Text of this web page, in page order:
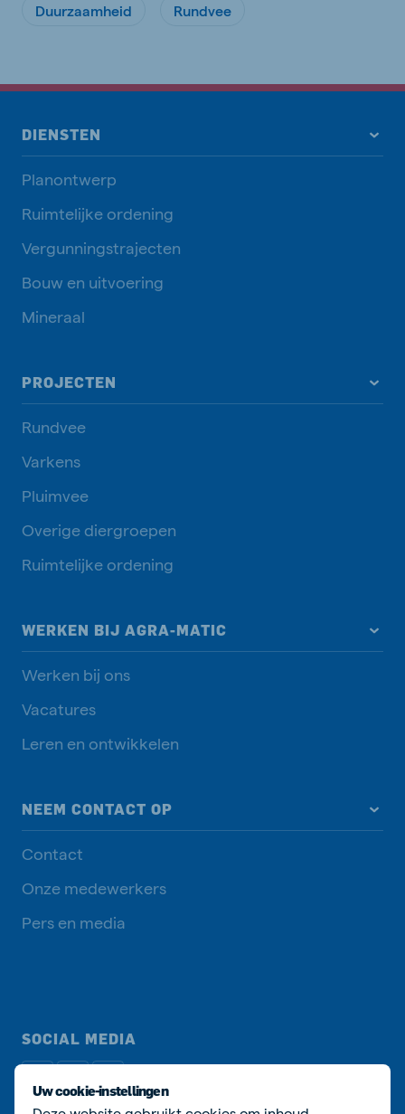
Duurzaamheid Rundvee
DIENSTEN
Planontwerp
Ruimtelijke ordening
Vergunningstrajecten
Bouw en uitvoering
Mineraal
PROJECTEN
Rundvee
Varkens
Pluimvee
Overige diergroepen
Ruimtelijke ordening
WERKEN BIJ AGRA-MATIC
Werken bij ons
Vacatures
Leren en ontwikkelen
NEEM CONTACT OP
Contact
Onze medewerkers
Pers en media
SOCIAL MEDIA
Uw cookie-instellingen